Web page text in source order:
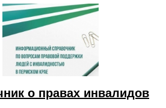
о правах инвалидов